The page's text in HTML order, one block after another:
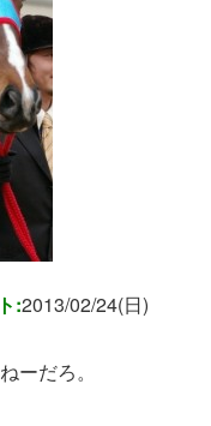
:2013/02/24(日)
ーだろ。